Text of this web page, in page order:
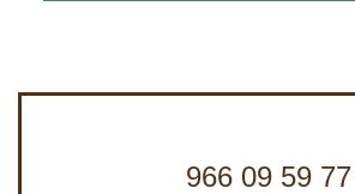
966 09 59 77